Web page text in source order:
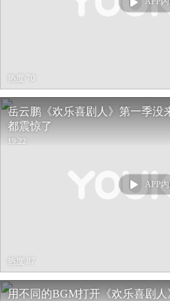
热度 70
岳云鹏《欢乐喜剧人》第一季没
都震惊了
19:22
APP
热度 87
用不同的BGM打开《欢乐喜剧人